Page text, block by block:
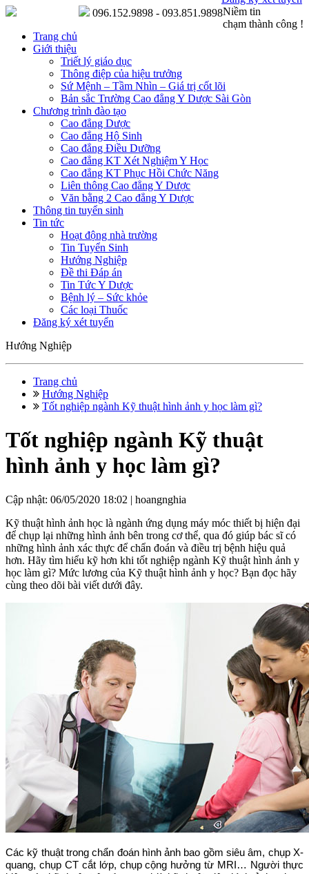
Niềm tin
chạm thành công !
096.152.9898 - 093.851.9898
Trang chủ
Giới thiệu
Triết lý giáo dục
Thông điệp của hiệu trưởng
Sứ Mệnh – Tầm Nhìn – Giá trị cốt lõi
Bản sắc Trường Cao đẳng Y Dược Sài Gòn
Chương trình đào tạo
Cao đẳng Dược
Cao đẳng Hộ Sinh
Cao đẳng Điều Dưỡng
Cao đẳng KT Xét Nghiệm Y Học
Cao đẳng KT Phục Hồi Chức Năng
Liên thông Cao đẳng Y Dược
Văn bằng 2 Cao đẳng Y Dược
Thông tin tuyển sinh
Tin tức
Hoạt động nhà trường
Tin Tuyển Sinh
Hướng Nghiệp
Đề thi Đáp án
Tin Tức Y Dược
Bệnh lý – Sức khỏe
Các loại Thuốc
Đăng ký xét tuyển
Hướng Nghiệp
Trang chủ
Hướng Nghiệp
Tốt nghiệp ngành Kỹ thuật hình ảnh y học làm gì?
Tốt nghiệp ngành Kỹ thuật
hình ảnh y học làm gì?
Cập nhật: 06/05/2020 18:02 | hoangnghia
Kỹ thuật hình ảnh học là ngành ứng dụng máy móc thiết bị hiện đại
để chụp lại những hình ảnh bên trong cơ thể, qua đó giúp bác sĩ có
những hình ảnh xác thực để chẩn đoán và điều trị bệnh hiệu quả
hơn. Hãy tìm hiểu kỹ hơn khi tốt nghiệp ngành Kỹ thuật hình ảnh y
học làm gì? Mức lương của Kỹ thuật hình ảnh y học? Bạn đọc hãy
cùng theo dõi bài viết dưới đây.
Các kỹ thuật trong chẩn đoán hình ảnh bao gồm siêu âm, chụp X-
quang, chụp CT cắt lớp, chụp cộng hưởng từ MRI… Người thực